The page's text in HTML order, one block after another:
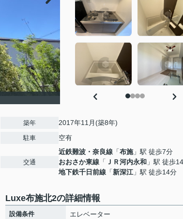
築年 2017年11月(築8年)
駐車 空有
交通
近鉄難波・奈良線 「布施」駅 徒歩7分
おおさか東線 「 ＪＲ河内永和 」駅 徒歩
地下鉄千日前線 「新深江 」駅 徒歩14分
Luxe布施北2の詳細情報
設備条件
エレベーター